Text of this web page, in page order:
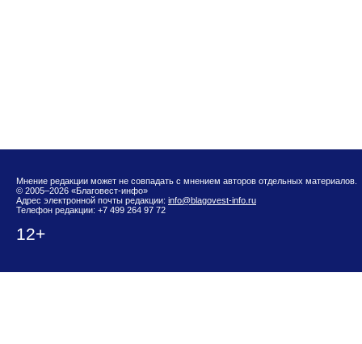
Мнение редакции может не совпадать с мнением авторов отдельных материалов.
© 2005–2026 «Благовест-инфо»
Адрес электронной почты редакции: info@blagovest-info.ru
Телефон редакции: +7 499 264 97 72
12+